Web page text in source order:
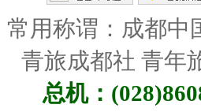
常用称谓：成都
青旅成都社 青年
总机：